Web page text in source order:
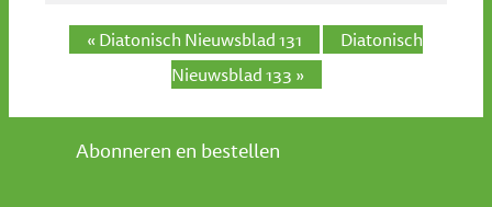
« Diatonisch Nieuwsblad 131
Diatonisch
Nieuwsblad 133 »
Abonneren en bestellen